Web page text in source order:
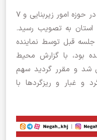
وی افزود: در این نشست، ۱۹ مصوبه در حوزه امور زیربنایی و ۷
استان به تصویب رسید.
قبل توسط نماینده
بود، با گزارش محیط
شد و مقرر گردید سهم
و غبار و ریزگردها با